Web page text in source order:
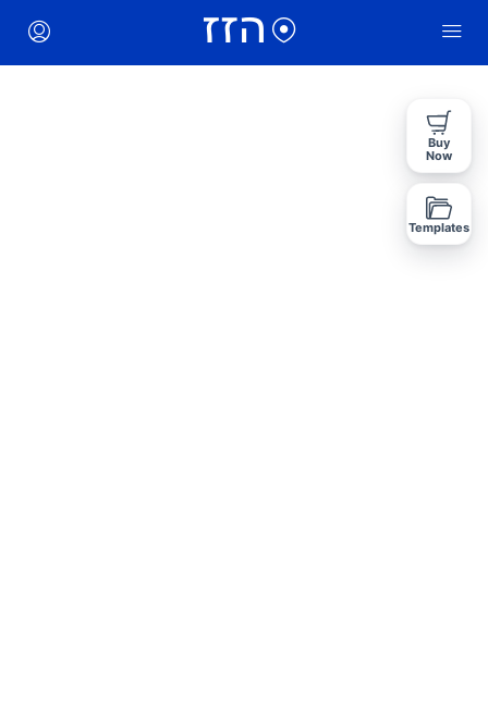
Buy
Now
Templates